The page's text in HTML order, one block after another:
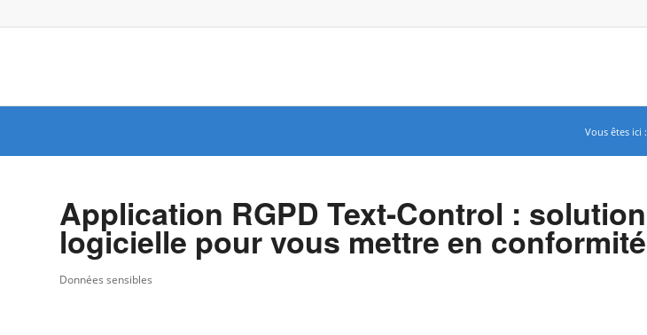
Vous êtes ici :
Application RGPD Text-Control : solution
logicielle pour vous mettre en conformité
Données sensibles